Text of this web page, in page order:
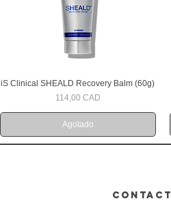
Vista rápida
iS Clinical SHEALD Recovery Balm (60g)
Precio
114,00 CAD
Agotado
CONTACT